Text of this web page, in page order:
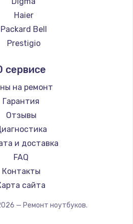
ноутбуков Evga
ноутбуков Google
ноутбуков Echips
ноутбуков Predator
ноутбуков iru
Machenike
ноутбуков DEXP
ноутбуков Teclast
ноутбуков CHUWI
ноутбуков Colorful
Haier
Packard Bell
Prestigio
Alienware
Aquarius
Gigabyte
Aorus
Maibenben
Getac
Epson
Philips
LG
сервисе
на ремонт
Гарантия
Отзывы
и доставка
FAQ
Контакты
сайта
— Ремонт ноутбуков.